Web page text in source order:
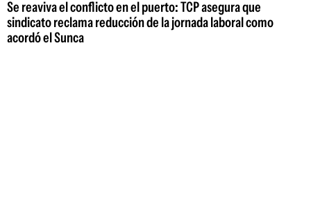
Se reaviva el conflicto en el puerto: TCP asegura que
sindicato reclama reducción de la jornada laboral como
acordó el Sunca